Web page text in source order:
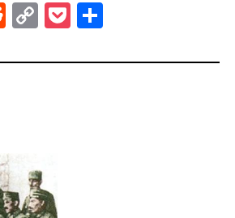
RedditCopyPocket